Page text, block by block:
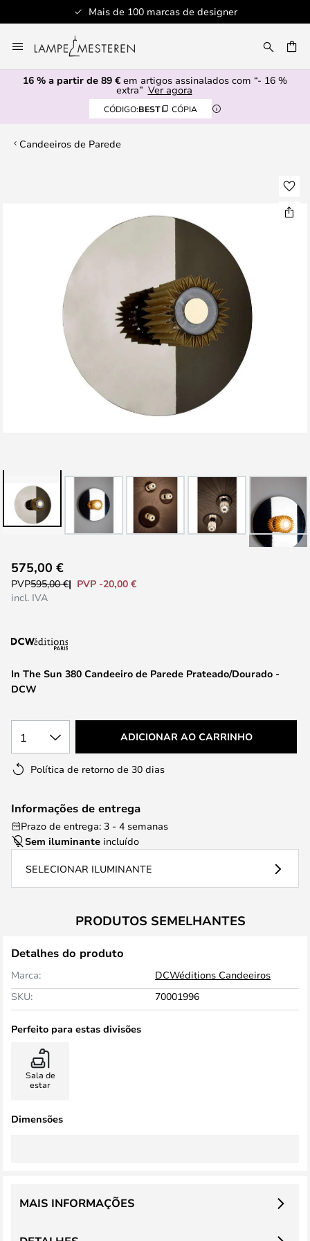
Mais de 100 marcas de designer
para
o
Conteúdo
16 % a partir de 89 € em artigos assinalados com “- 16 %
extra” Ver agora
CÓDIGO:BEST CÓPIA
Candeeiros de Parede
para
Galeria
imagens
In The Sun 380 Candeeiro de Parede Prateado/Dourado -
DCW
575,00 €
PVP595,00 €
PVP -20,00 €
incl. IVA
1 ADICIONAR AO CARRINHO
Política de retorno de 30 dias
Informações de entrega
Prazo de entrega: 3 - 4 semanas
Sem iluminante incluído
SELECIONAR ILUMINANTE
PRODUTOS SEMELHANTES
Detalhes do produto
Marca:
DCWéditions Candeeiros
SKU:
70001996
Perfeito para estas divisões
Sala de
estar
Dimensões
MAIS INFORMAÇÕES